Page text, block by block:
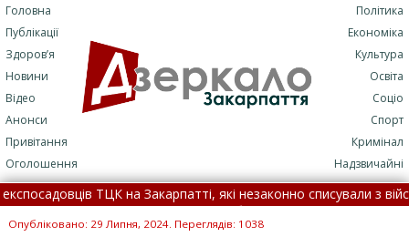
Головна
Публікації
Здоров’я
Новини
Відео
Анонси
Привітання
Оголошення
Політика
Економіка
Культура
Освіта
Соціо
Спорт
Кримінал
Надзвичайні
ТЦК на Закарпатті, які незаконно списували з
смертельна ДТП: подробиці трагедії (+ФОТО)• 7
Опубліковано: 29 Липня, 2024. Переглядів: 1038